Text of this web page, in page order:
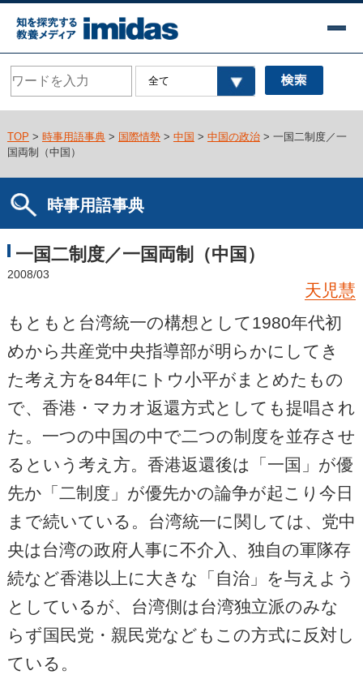
TOP > 時事用語事典> 国際情勢> 中国 > 中国の政治> 一国二制度／一
国両制（中国）
時事用語事典
一国二制度／一国両制（中国）
2008/03
天児慧
もともと台湾統一の構想として1980年代初
めから共産党中央指導部が明らかにしてき
た考え方を84年にトウ小平がまとめたもの
で、香港・マカオ返還方式としても提唱され
た。一つの中国の中で二つの制度を並存させ
るという考え方。香港返還後は「一国」が優
先か「二制度」が優先かの論争が起こり今日
まで続いている。台湾統一に関しては、党中
央は台湾の政府人事に不介入、独自の軍隊存
続など香港以上に大きな「自治」を与えよう
としているが、台湾側は台湾独立派のみな
らず国民党・親民党などもこの方式に反対し
ている。